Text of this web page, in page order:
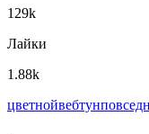
129k
Лайки
1.88k
цветнойвeбтун